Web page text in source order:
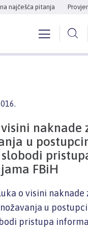
najčešća pitanja
naknade
u
FBiH
o visini naknade
u
pristupa